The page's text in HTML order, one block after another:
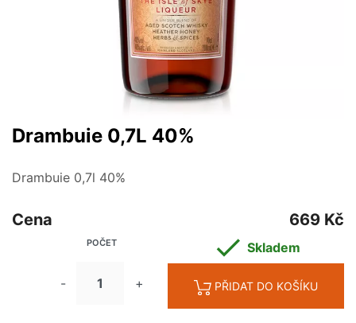
Drambuie 0,7L 40%
Drambuie 0,7l 40%
Cena 669 Kč
POČET
- +
 Skladem
PŘIDAT DO KOŠÍKU